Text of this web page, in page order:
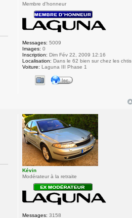
Membre d'honneur
Messages: 5009
Images: 0
Inscription: Dim Fév 22, 2009 12:16
Localisation: Dans le 62 bien sur chez les chtis
Voiture: Laguna III Phase 1
Kévin
Modérateur à la retraite
Messages: 3158